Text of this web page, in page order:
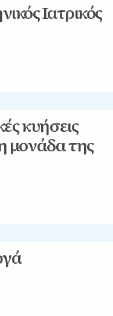
Ιατρικός
κυήσεις
μονάδα της